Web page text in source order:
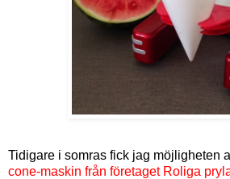
Tidigare i somras fick jag möjligheten
cone-maskin från företaget Roliga